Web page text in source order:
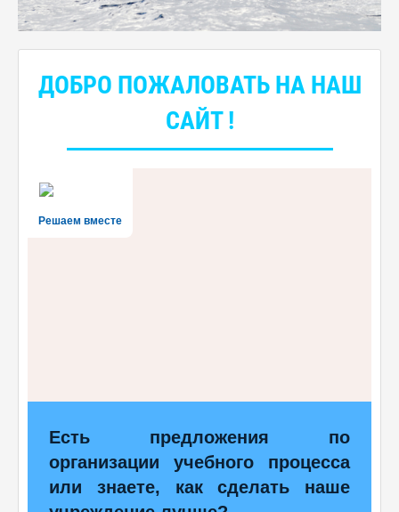
ДОБРО ПОЖАЛОВАТЬ НА НАШ
САЙТ !
Решаем вместе
Есть предложения по
организации учебного процесса
или знаете, как сделать наше